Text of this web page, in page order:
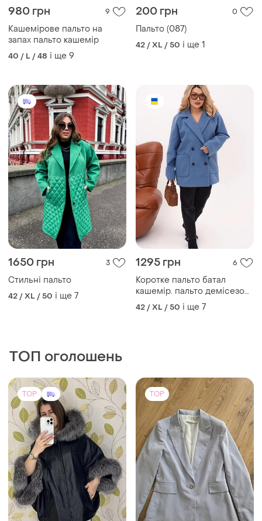
980 грн 9
Кашемірове пальто на
запах пальто кашемір
40 / L / 48 і ще 9
200 грн 0
Пальто (087)
42 / XL / 50 і ще 1
1650 грн 3
Стильні пальто
42 / XL / 50 і ще 7
1295 грн 6
Коротке пальто батал
кашемір. пальто демісезон
батал кашемір. кольори.
50-64.
42 / XL / 50 і ще 7
ТОП оголошень
TOP TOP